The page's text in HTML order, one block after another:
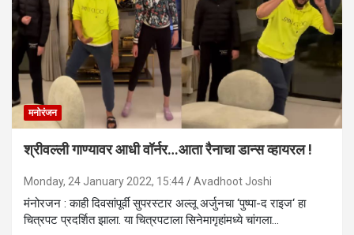
मनोरंजन
श्रीवल्ली गाण्यावर आधी वॉर्नर…आता रैनाचा डान्स व्हायरल !
Monday, 24 January 2022, 15:44 Avadhoot Joshi
मंनोरजन : काही दिवसांपूर्वी सुपरस्टार अल्लू अर्जुनचा ‘पुष्पा-द राइज‘ हा
चित्रपट प्रदर्शित झाला. या चित्रपटाला सिनेमागृहांमध्ये चांगला…